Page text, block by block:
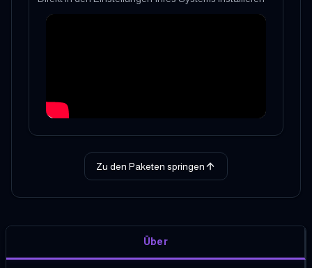
Zu den Paketen springen
Über